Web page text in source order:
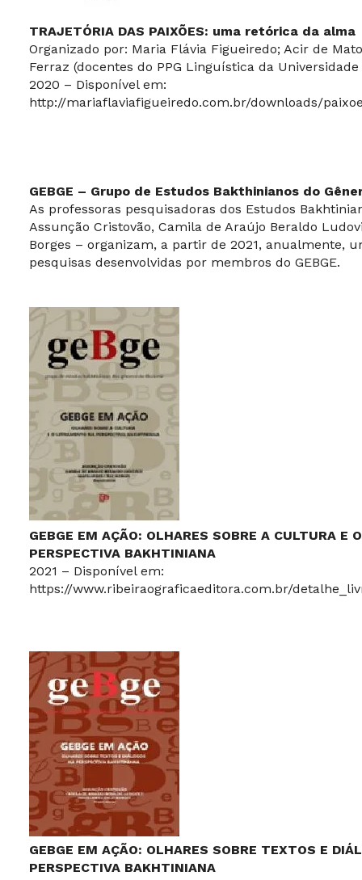
TRAJETÓRIA DAS PAIXÕES: uma retórica da alma
Organizado por: Maria Flávia Figueiredo; Acir de
Ferraz (docentes do PPG Linguística da
2020 – Disponível em:
http://mariaflaviafigueiredo.com.br/downloads/
GEBGE – Grupo de Estudos Bakthinianos do
As professoras pesquisadoras dos Estudos
Assunção Cristovão, Camila de Araújo Beraldo
Borges – organizam, a partir de 2021, anualmente,
pesquisas desenvolvidas por membros do GEBGE.
GEBGE EM AÇÃO: OLHARES SOBRE A CULTURA E
PERSPECTIVA BAKHTINIANA
2021 – Disponível em:
https://www.ribeiraograficaeditora.com.br/
GEBGE EM AÇÃO: OLHARES SOBRE TEXTOS E
PERSPECTIVA BAKHTINIANA